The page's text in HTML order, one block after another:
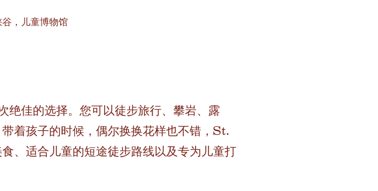
，儿童博物馆
佳的选择。您可以徒步旅行、攀岩、露
着孩子的时候，偶尔换换花样也不错，St.
适合儿童的短途徒步路线以及专为儿童打